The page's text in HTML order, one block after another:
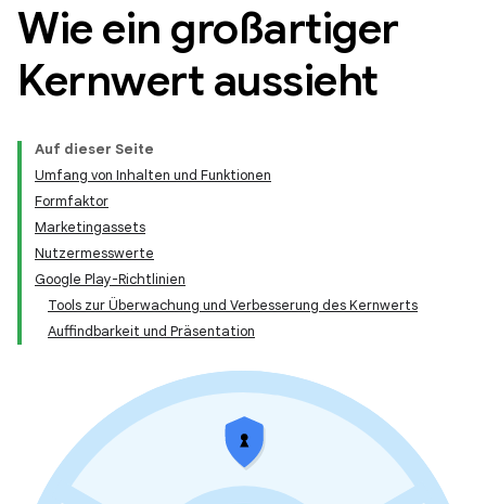
Wie ein großartiger
Kernwert aussieht
Auf dieser Seite
Umfang von Inhalten und Funktionen
Formfaktor
Marketingassets
Nutzermesswerte
Google Play-Richtlinien
Tools zur Überwachung und Verbesserung des Kernwerts
Auffindbarkeit und Präsentation